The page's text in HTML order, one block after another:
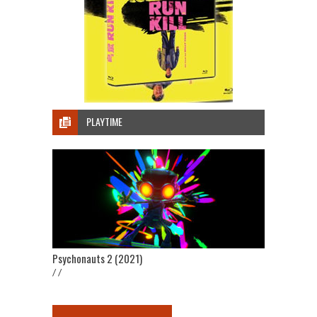
PLAYTIME
Psychonauts 2 (2021)
/ /